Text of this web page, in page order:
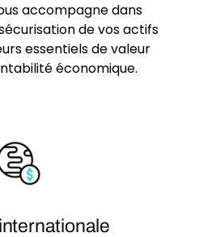
accompagne dans
de vos actifs
essentiels de valeur
économique.